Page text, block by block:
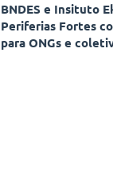
BNDES e Insituto
Periferias Fortes
para ONGs e